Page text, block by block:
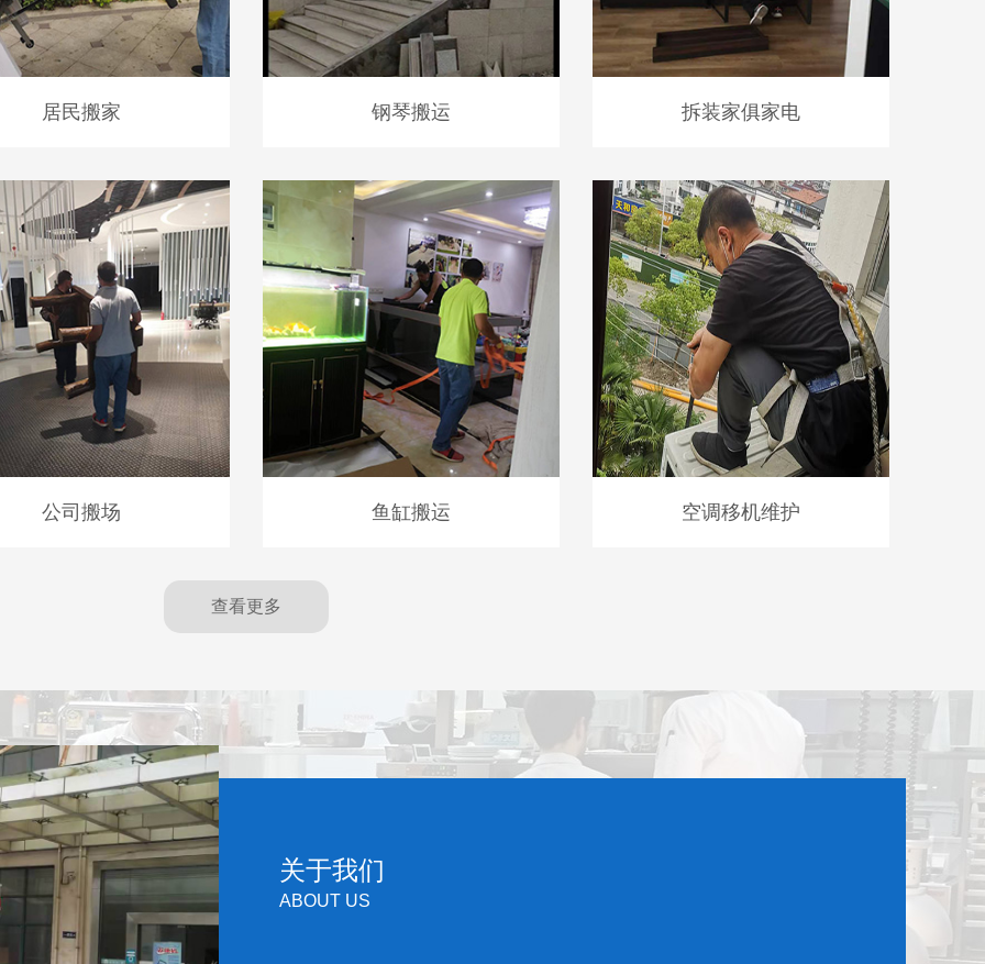
居民搬家 钢琴搬运 拆装家俱家电
公司搬场 鱼缸搬运 空调移机维护
查看更多
关于我们
ABOUT US